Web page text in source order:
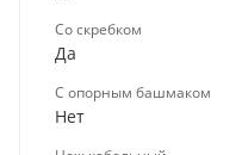
Со скребком
Да
С опорным башмаком
Нет